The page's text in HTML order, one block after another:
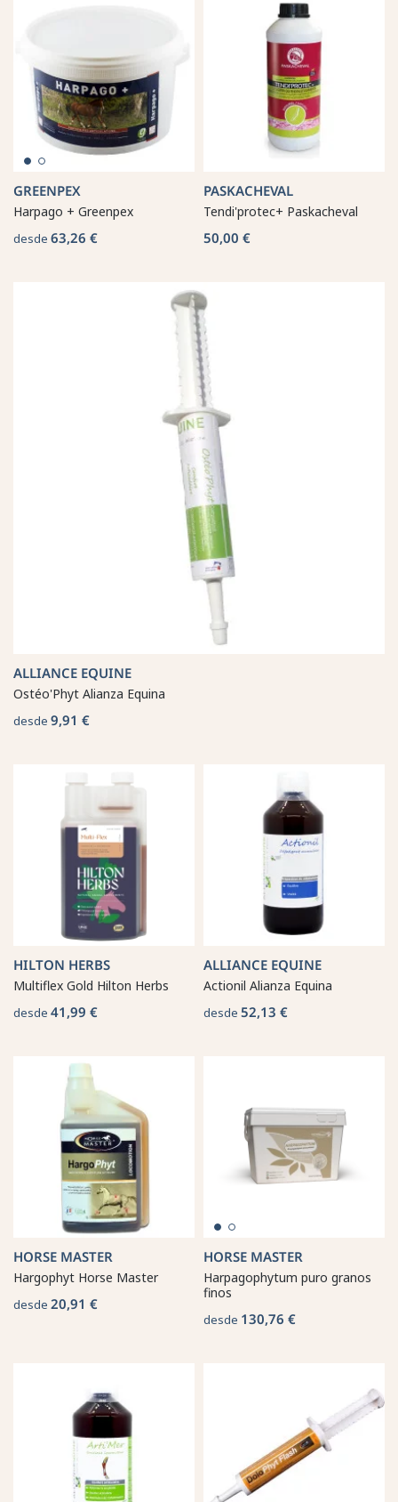
GREENPEX
Harpago + Greenpex
desde 63,26 €
PASKACHEVAL
Tendi'protec+ Paskacheval
50,00 €
ALLIANCE EQUINE
Ostéo'Phyt Alianza Equina
desde 9,91 €
HILTON HERBS
Multiflex Gold Hilton Herbs
desde 41,99 €
ALLIANCE EQUINE
Actionil Alianza Equina
desde 52,13 €
HORSE MASTER
Hargophyt Horse Master
desde 20,91 €
HORSE MASTER
Harpagophytum puro granos
finos
desde 130,76 €